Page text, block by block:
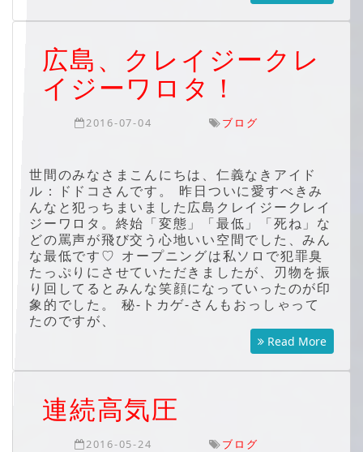
広島、クレイジークレ
イジーワロタ！
2016-07-04 ブログ
世間のみなさまこんにちは、仁義なきアイド
ル：ドドコさんです。 昨日ついに愛すべきみ
んなと犯っちまいました広島クレイジークレイ
ジーワロタ。終始「変態」「最低」「死ね」な
どの罵声が飛び交う心地いい空間でした、みん
な最低です♡ オープニングは私ソロで犯罪臭
たっぷりにさせていただきましたが、刃物を振
り回してるとみんな笑顔になっていったのが印
象的でした。 秘-トカゲ-さんもおっしゃって
たのですが、
Read More
連続高気圧
2016-05-24 ブログ